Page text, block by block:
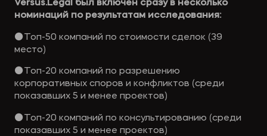
Versus.Legal был включен сразу в несколько
номинаций по результатам исследования:
⚫Топ-50 компаний по стоимости сделок (39
место)
⚫Топ-20 компаний по разрешению
корпоративных споров и конфликтов (среди
показавших 5 и менее проектов)
⚫Топ-20 компаний по консультированию (среди
показавших 5 и менее проектов)